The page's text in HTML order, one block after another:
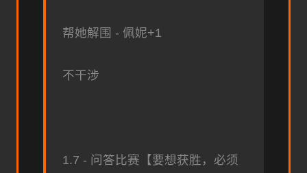
帮她解围 - 佩妮+1
不干涉
1.7 - 问答比赛【要想获胜，必须